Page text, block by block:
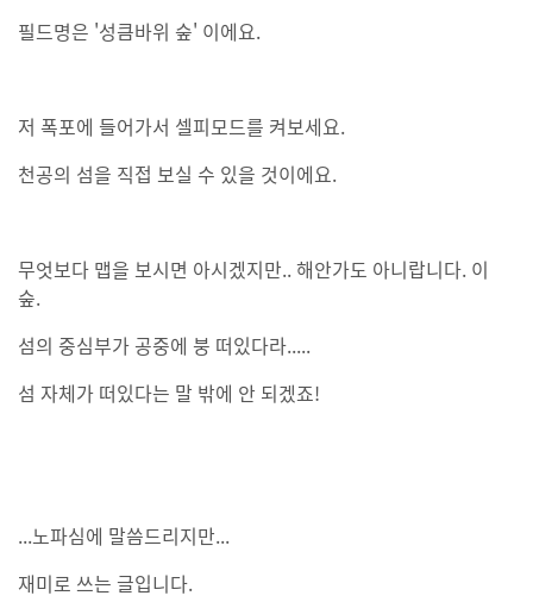
필드명은 '성큼바위 숲' 이에요.
저 폭포에 들어가서 셀피모드를 켜보세요.
천공의 섬을 직접 보실 수 있을 것이에요.
무엇보다 맵을 보시면 아시겠지만.. 해안가도 아니랍니다. 이
숲.
섬의 중심부가 공중에 붕 떠있다라.....
섬 자체가 떠있다는 말 밖에 안 되겠죠!
...노파심에 말씀드리지만...
재미로 쓰는 글입니다.